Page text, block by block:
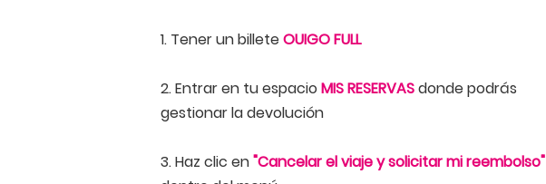
1. Tener un billeteOUIGO FULL
2. Entrar en tu espacioMIS RESERVASdonde podrás
gestionar la devolución
3. Haz clic en"Cancelar el viaje y solicitar mi reembolso"